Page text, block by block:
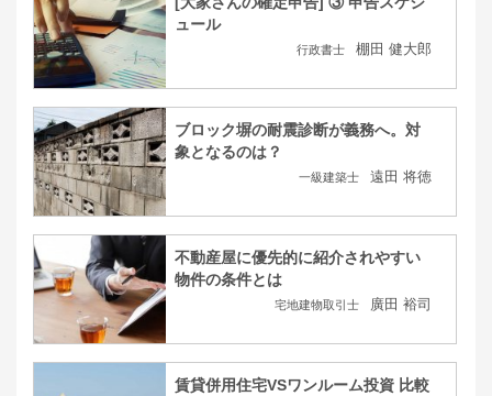
ュール
行政書士 棚田 健大郎
ブロック塀の耐震診断が義務へ。対
象となるのは？
一級建築士 遠田 将徳
不動産屋に優先的に紹介されやすい
物件の条件とは
宅地建物取引士 廣田 裕司
賃貸併用住宅VSワンルーム投資 比較